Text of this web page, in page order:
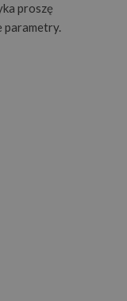
proszę
parametry.